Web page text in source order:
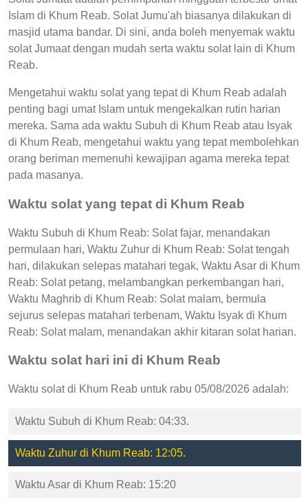
Islam di Khum Reab. Solat Jumu'ah biasanya dilakukan di
masjid utama bandar. Di sini, anda boleh menyemak waktu
solat Jumaat dengan mudah serta waktu solat lain di Khum
Reab.
Mengetahui waktu solat yang tepat di Khum Reab adalah
penting bagi umat Islam untuk mengekalkan rutin harian
mereka. Sama ada waktu Subuh di Khum Reab atau Isyak
di Khum Reab, mengetahui waktu yang tepat membolehkan
orang beriman memenuhi kewajipan agama mereka tepat
pada masanya.
Waktu solat yang tepat di Khum Reab
Waktu Subuh di Khum Reab: Solat fajar, menandakan
permulaan hari, Waktu Zuhur di Khum Reab: Solat tengah
hari, dilakukan selepas matahari tegak, Waktu Asar di Khum
Reab: Solat petang, melambangkan perkembangan hari,
Waktu Maghrib di Khum Reab: Solat malam, bermula
sejurus selepas matahari terbenam, Waktu Isyak di Khum
Reab: Solat malam, menandakan akhir kitaran solat harian.
Waktu solat hari ini di Khum Reab
Waktu solat di Khum Reab untuk rabu 05/08/2026 adalah:
Waktu Subuh di Khum Reab: 04:33.
Waktu Zuhur di Khum Reab: 12:05.
Waktu Asar di Khum Reab: 15:20